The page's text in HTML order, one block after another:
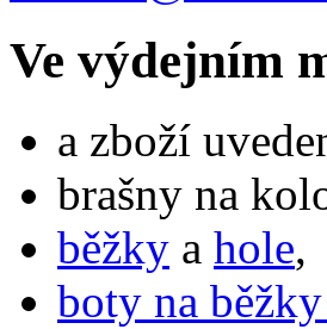
Ve výdejním
a zboží
brašny na
běžky a hole,
boty na